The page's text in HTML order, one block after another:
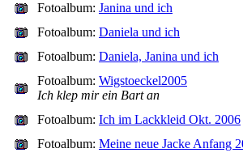
Fotoalbum: Janina und ich
Fotoalbum: Daniela und ich
Fotoalbum: Daniela, Janina und ich
Fotoalbum: Wigstoeckel2005
Ich klep mir ein Bart an
Fotoalbum: Ich im Lackkleid Okt. 2006
Fotoalbum: Meine neue Jacke Anfang